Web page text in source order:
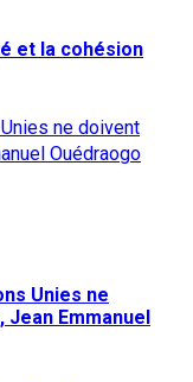
et la cohésion
ne doivent
Ouédraogo
Unies ne
Emmanuel